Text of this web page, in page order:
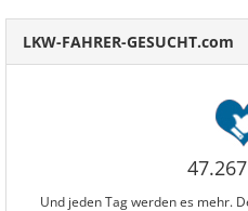
LKW-FAHRER-GESUCHT.com
Und jeden Tag werden es mehr.